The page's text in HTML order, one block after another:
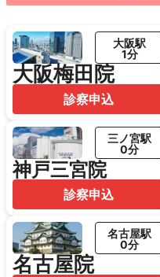
大阪梅田院
大阪駅
1分
診察申込
神戸三宮院
三ノ宮駅
0分
診察申込
名古屋院
名古屋駅
0分